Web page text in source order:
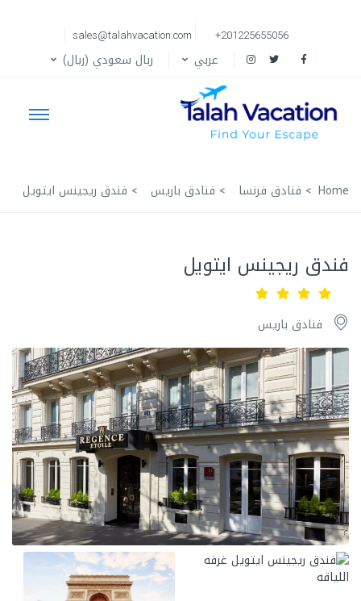
+201225655056
sales@talahvacation.com
عربي ربال سعودي (ريال)
Home فنادق فرنسا فنادق باريس فندق ريجينس ايتويل
فندق ريجينس ايتويل
فنادق باريس